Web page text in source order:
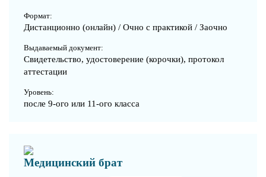
Формат:
Дистанционно (онлайн) / Очно с практикой / Заочно
Выдаваемый документ:
Свидетельство, удостоверение (корочки), протокол
аттестации
Уровень:
после 9-ого или 11-ого класса
Медицинский брат